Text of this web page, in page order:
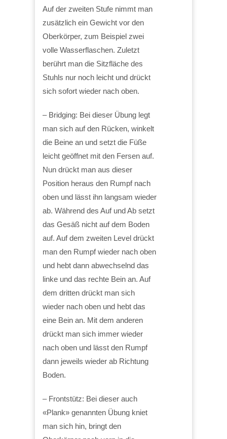
Auf der zweiten Stufe nimmt man
zusätzlich ein Gewicht vor den
Oberkörper, zum Beispiel zwei
volle Wasserflaschen. Zuletzt
berührt man die Sitzfläche des
Stuhls nur noch leicht und drückt
sich sofort wieder nach oben.
– Bridging: Bei dieser Übung legt
man sich auf den Rücken, winkelt
die Beine an und setzt die Füße
leicht geöffnet mit den Fersen auf.
Nun drückt man aus dieser
Position heraus den Rumpf nach
oben und lässt ihn langsam wieder
ab. Während des Auf und Ab setzt
das Gesäß nicht auf dem Boden
auf. Auf dem zweiten Level drückt
man den Rumpf wieder nach oben
und hebt dann abwechselnd das
linke und das rechte Bein an. Auf
dem dritten drückt man sich
wieder nach oben und hebt das
eine Bein an. Mit dem anderen
drückt man sich immer wieder
nach oben und lässt den Rumpf
dann jeweils wieder ab Richtung
Boden.
– Frontstütz: Bei dieser auch
«Plank» genannten Übung kniet
man sich hin, bringt den